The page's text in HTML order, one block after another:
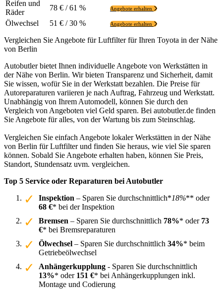
Reifen und
Räder
78 € / 61 % Angebote erhalten
Ölwechsel 51 € / 30 % Angebote erhalten
Vergleichen Sie Angebote für Luftfilter für Ihren Toyota in der Nähe
von Berlin
Autobutler bietet Ihnen individuelle Angebote von Werkstätten in
der Nähe von Berlin. Wir bieten Transparenz und Sicherheit, damit
Sie wissen, wofür Sie in der Werkstatt bezahlen. Die Preise für
Autoreparaturen variieren je nach Auftrag, Fahrzeug und Werkstatt.
Unabhängig von Ihrem Automodell, können Sie durch den
Vergleich von Angeboten viel Geld sparen. Bei autobutler.de finden
Sie Angebote für alles, von der Wartung bis zum Steinschlag.
Vergleichen Sie einfach Angebote lokaler Werkstätten in der Nähe
von Berlin für Luftfilter und finden Sie heraus, wie viel Sie sparen
können. Sobald Sie Angebote erhalten haben, können Sie Preis,
Standort, Stundensatz uvm. vergleichen.
Top 5 Service oder Reparaturen bei Autobutler
Inspektion – Sparen Sie durchschnittlich*18%** oder
68 €* bei der Inspektion
Bremsen – Sparen Sie durchschnittlich 78%* oder 73
€* bei Bremsreparaturen
Ölwechsel – Sparen Sie durchschnittlich 34%* beim
Getriebeölwechsel
Anhängerkupplung - Sparen Sie durchschnittlich
13%* oder 151 €* bei Anhängerkupplungen inkl.
Montage und Codierung